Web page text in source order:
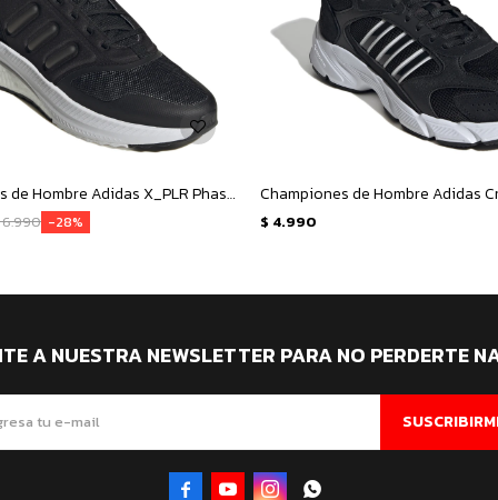
Championes de Hombre Adidas X_PLR Phase - Negro - Blanco
6.990 28 $ 4.990
A NUESTRA NEWSLETTER PARA NO PERDERTE
   